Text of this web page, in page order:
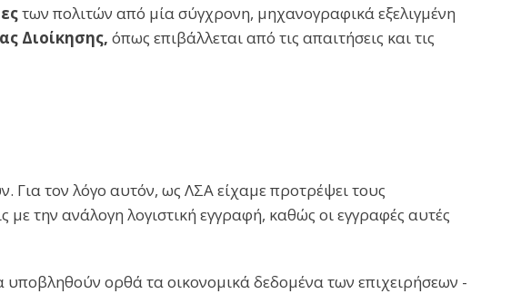
των πολιτών από μία σύγχρονη, μηχανογραφικά εξελιγμένη
Διοίκησης, όπως επιβάλλεται από τις απαιτήσεις και τις
Για τον λόγο αυτόν, ως ΛΣΑ είχαμε προτρέψει τους
την ανάλογη λογιστική εγγραφή, καθώς οι εγγραφές αυτές
υποβληθούν ορθά τα οικονομικά δεδομένα των επιχειρήσεων -